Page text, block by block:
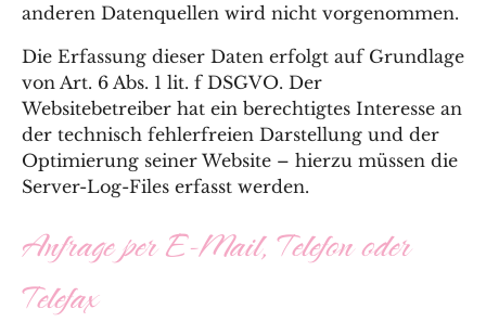
anderen Datenquellen wird nicht vorgenommen.
Die Erfassung dieser Daten erfolgt auf Grundlage
von Art. 6 Abs. 1 lit. f DSGVO. Der
Websitebetreiber hat ein berechtigtes Interesse an
der technisch fehlerfreien Darstellung und der
Optimierung seiner Website – hierzu müssen die
Server-Log-Files erfasst werden.
Anfrage per E-Mail, Telefon oder
Telefax